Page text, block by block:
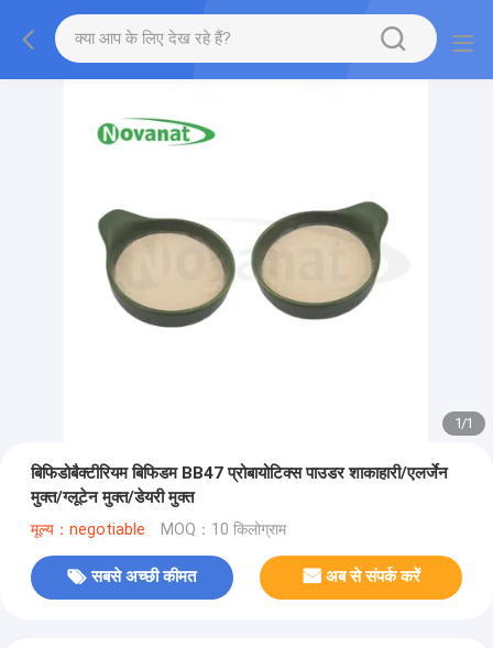
1/1
बिफिडोबैक्टीरियम बिफिडम BB47 प्रोबायोटिक्स पाउडर शाकाहारी/एलर्जेन
मुक्त/ग्लूटेन मुक्त/डेयरी मुक्त
मूल्य：negotiable MOQ：10 किलोग्राम
सबसे अच्छी कीमत अब से संपर्क करें